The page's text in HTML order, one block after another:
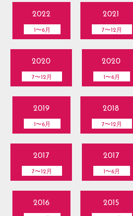
2022
1〜6月
2021
7〜12月
2020
7〜12月
2020
1〜6月
2019
1〜6月
2018
7〜12月
2017
7〜12月
2017
1〜6月
2016 2015